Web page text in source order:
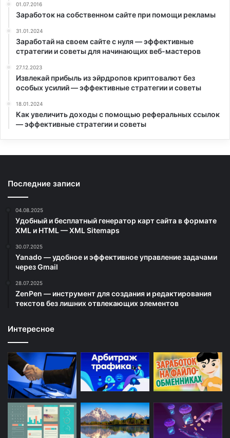
01.07.2016
Заработок на собственном сайте при помощи рекламы
31.01.2024
Заработай на своем сайте с нуля — эффективные
стратегии и советы для начинающих веб-мастеров
27.12.2023
Извлекай прибыль из эйрдропов криптовалют без
особых усилий — эффективные стратегии и советы
18.01.2024
Как увеличить доходы с помощью реферальных ссылок
— эффективные стратегии и советы
Последние записи
04.08.2025
Удобный и бесплатный генератор карт сайта в формате
XML и HTML — XML Sitemaps
30.07.2025
Yanado — удобное и эффективное управление задачами
через Gmail
28.07.2025
ZenPen — инструмент для создания и редактирования
текстов без лишних отвлекающих элементов
Интересное